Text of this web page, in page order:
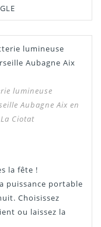
lumineuse
Aubagne Aix
lumineuse
Aubagne Aix en
Ciotat
la fête !
puissance portable
Choisissez
ou laissez la